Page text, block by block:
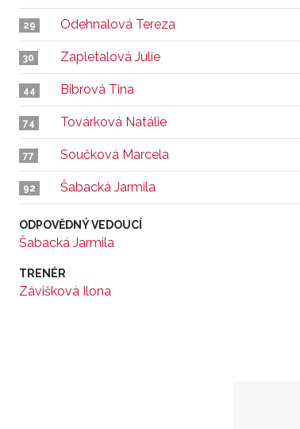
29 Odehnalová Tereza
30 Zapletalová Julie
44 Bibrová Tina
74 Továrková Natálie
77 Součková Marcela
92 Šabacká Jarmila
ODPOVĚDNÝ VEDOUCÍ
Šabacká Jarmila
TRENÉR
Závišková Ilona